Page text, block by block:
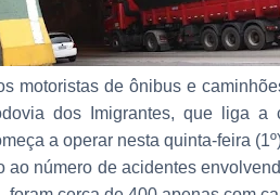
motoristas de ônibus e
dos Imigrantes, que liga a
a operar nesta quinta-feira
ao número de acidentes